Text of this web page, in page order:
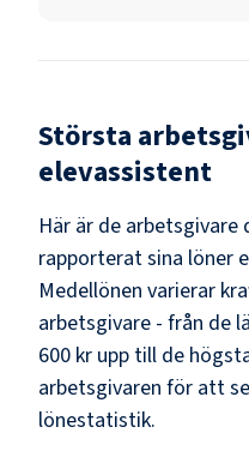
Största
elevassistent
Här är de arbetsgivare
rapporterat sina löner
Medellönen varierar
arbetsgivare - från de
600 kr upp till de
arbetsgivaren för att
lönestatistik.